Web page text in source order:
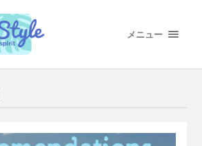
メニュー